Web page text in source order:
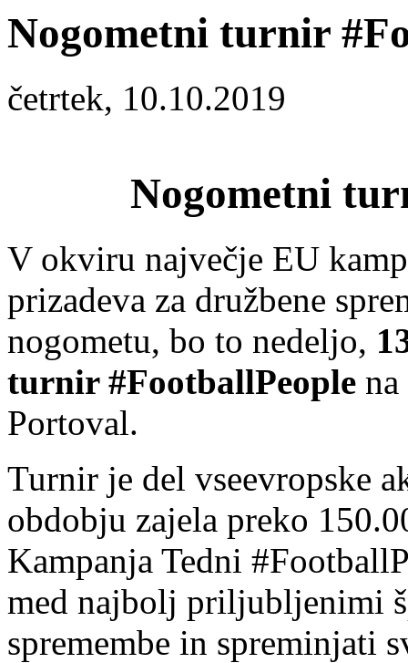
Nogometni turnir
četrtek, 10.10.2019
Nogometni
V okviru največje EU
prizadeva za družbene
nogometu, bo to nedeljo,
turnir #FootballPeople
Portoval.
Turnir je del vseevropske
obdobju zajela preko
Kampanja Tedni
med najbolj priljubljenimi
spremembe in spreminjati